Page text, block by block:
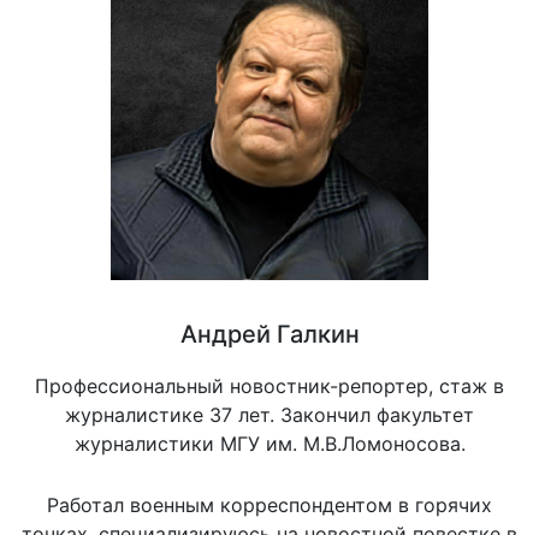
Андрей Галкин
Профессиональный новостник-репортер, стаж в
журналистике 37 лет. Закончил факультет
журналистики МГУ им. М.В.Ломоносова.
Работал военным корреспондентом в горячих